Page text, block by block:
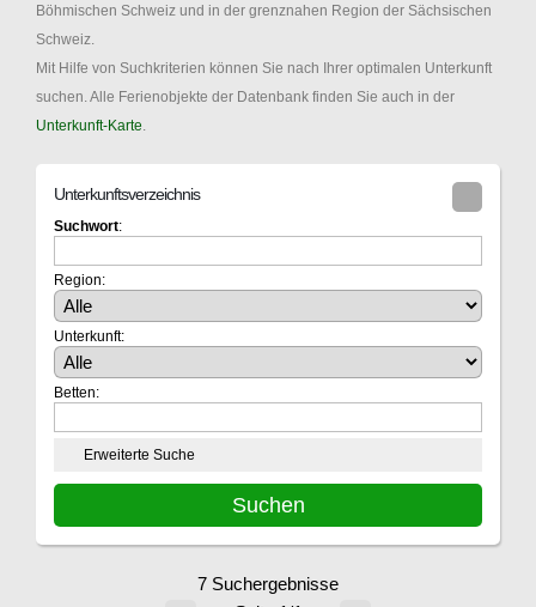
Böhmischen Schweiz und in der grenznahen Region der Sächsischen
Schweiz.
Mit Hilfe von Suchkriterien können Sie nach Ihrer optimalen Unterkunft
suchen. Alle Ferienobjekte der Datenbank finden Sie auch in der
Unterkunft-Karte
Unterkunftsverzeichnis
Suchwort:
Region:
Unterkunft:
Betten:
Erweiterte Suche
7 Suchergebnisse